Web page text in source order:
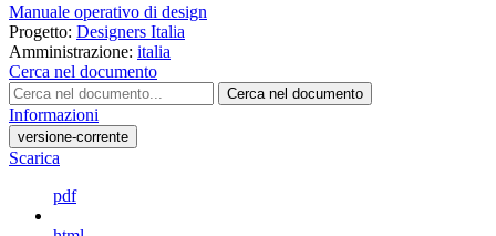
Manuale operativo di design
Progetto: Designers Italia
Amministrazione: italia
Cerca nel documento
Cerca nel documento
Informazioni
versione-corrente
Scarica
pdf